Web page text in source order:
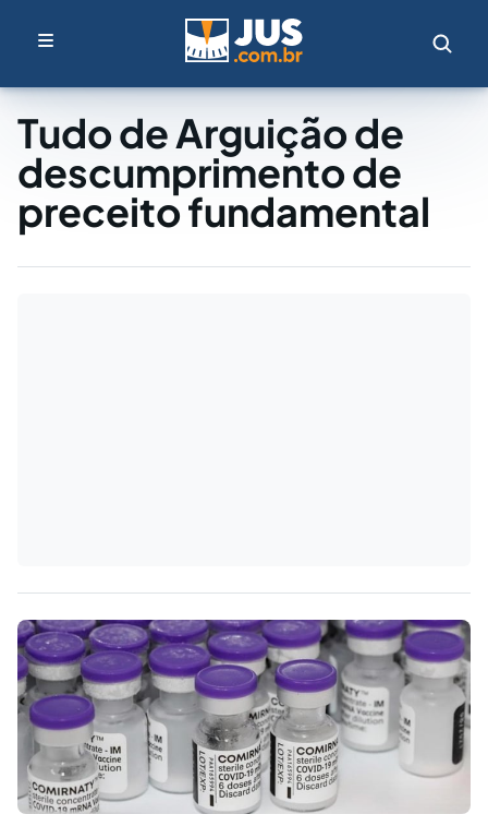
Tudo de Arguição de
descumprimento de
preceito fundamental